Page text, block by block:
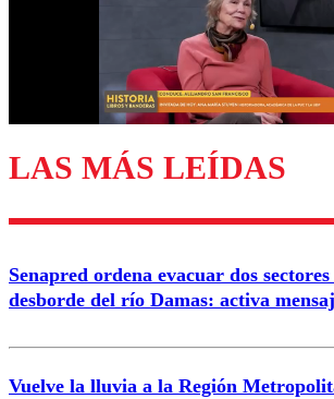
LAS MÁS LEÍDAS
Senapred ordena evacuar dos
desborde del río Damas: activa
Vuelve la lluvia a la Región